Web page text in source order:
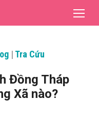
| Tra Cứu
Đồng Tháp
Xã nào?